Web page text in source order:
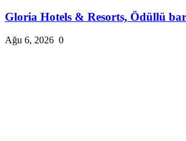
Gloria Hotels & Resorts, Ödüllü
Ağu 6, 2026 0